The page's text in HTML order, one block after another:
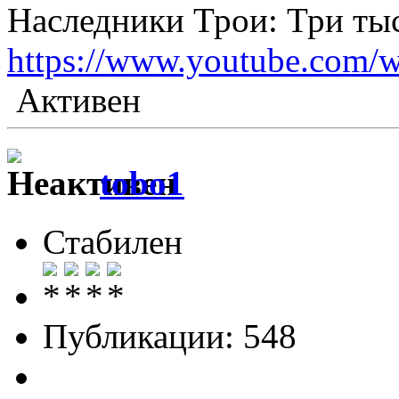
Наследники Трои: Три
https://
Активен
tobo1
Стабилен
Публикации: 548